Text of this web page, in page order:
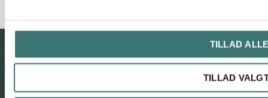
TILLAD
TILLAD
Et eksklusivt boligprojekt med udsigt udover Viborg
søerne.